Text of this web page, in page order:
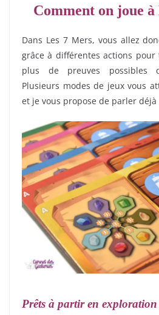
Comment on joue à
Dans Les 7 Mers, vous allez
grâce à différentes actions
plus de preuves possibles
Plusieurs modes de jeux vous
et je vous propose de parler
Prêts à partir en exploration